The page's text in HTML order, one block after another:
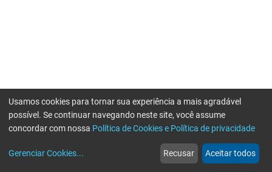
web
Notícias
more_horiz
Mais
Usamos cookies para tornar sua experiência a mais agradável
possível. Se continuar navegando neste site, você assume
concordar com nossa Política de Cookies e Política de privacidade
Gerenciar Cookies... Recusar Aceitar todos
Erro ao enviar informações, por favor tente novamente